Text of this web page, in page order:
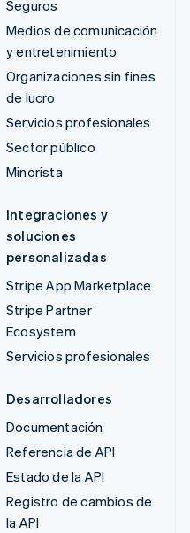
Seguros
Medios de comunicación
y entretenimiento
Organizaciones sin fines
de lucro
Servicios profesionales
Sector público
Minorista
Integraciones y
soluciones
personalizadas
Stripe App Marketplace
Stripe Partner
Ecosystem
Servicios profesionales
Desarrolladores
Documentación
Referencia de API
Estado de la API
Registro de cambios de
la API